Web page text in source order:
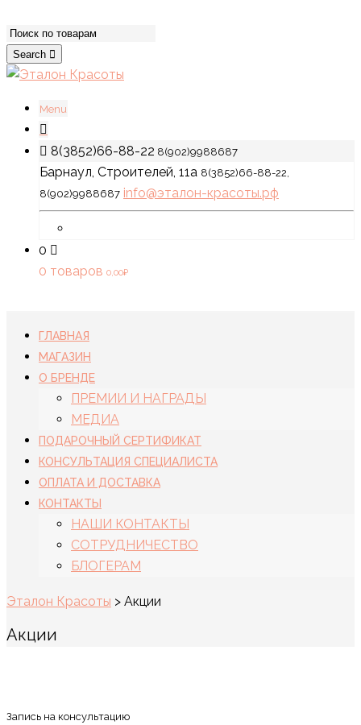
Search
Menu
8(3852)66-88-22 8(902)9988687
Барнаул, Строителей, 11а 8(3852)66-88-22,
8(902)9988687 info@эталон-красоты.рф
0
0 товаров 0,00₽
ГЛАВНАЯ
МАГАЗИН
О БРЕНДЕ
ПРЕМИИ И НАГРАДЫ
МЕДИА
ПОДАРОЧНЫЙ СЕРТИФИКАТ
КОНСУЛЬТАЦИЯ СПЕЦИАЛИСТА
ОПЛАТА И ДОСТАВКА
КОНТАКТЫ
НАШИ КОНТАКТЫ
СОТРУДНИЧЕСТВО
БЛОГЕРАМ
Эталон Красоты > Акции
Акции
Запись на консультацию